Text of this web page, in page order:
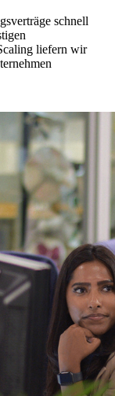
schnell
liefern wir